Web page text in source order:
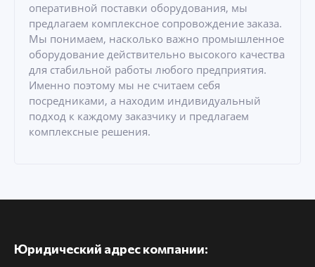
оперативной поставки оборудования, мы
предлагаем комплексное сопровождение заказа.
Мы понимаем, насколько важно промышленное
оборудование действительно высокого качества
для стабильной работы любого предприятия.
Именно поэтому мы не считаем себя
посредниками, а находим индивидуальный
подход к каждому заказчику и предлагаем
комплексные решения.
Юридический адрес компании: